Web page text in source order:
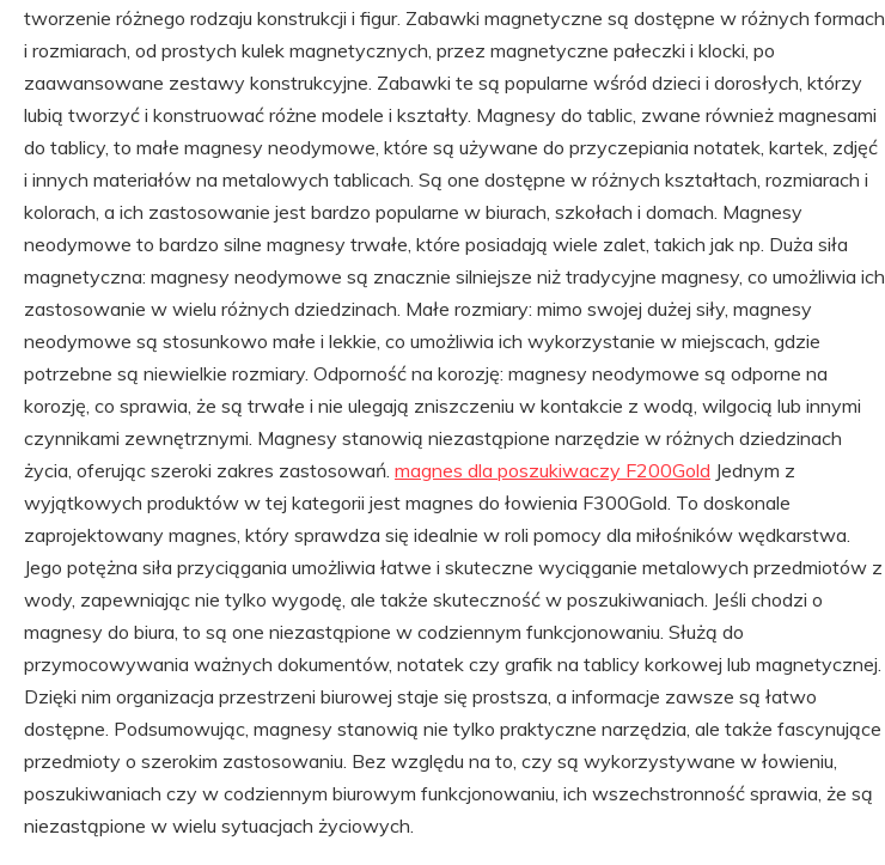
tworzenie różnego rodzaju konstrukcji i figur. Zabawki magnetyczne są dostępne w różnych formach
i rozmiarach, od prostych kulek magnetycznych, przez magnetyczne pałeczki i klocki, po
zaawansowane zestawy konstrukcyjne. Zabawki te są popularne wśród dzieci i dorosłych, którzy
lubią tworzyć i konstruować różne modele i kształty. Magnesy do tablic, zwane również magnesami
do tablicy, to małe magnesy neodymowe, które są używane do przyczepiania notatek, kartek, zdjęć
i innych materiałów na metalowych tablicach. Są one dostępne w różnych kształtach, rozmiarach i
kolorach, a ich zastosowanie jest bardzo popularne w biurach, szkołach i domach. Magnesy
neodymowe to bardzo silne magnesy trwałe, które posiadają wiele zalet, takich jak np. Duża siła
magnetyczna: magnesy neodymowe są znacznie silniejsze niż tradycyjne magnesy, co umożliwia ich
zastosowanie w wielu różnych dziedzinach. Małe rozmiary: mimo swojej dużej siły, magnesy
neodymowe są stosunkowo małe i lekkie, co umożliwia ich wykorzystanie w miejscach, gdzie
potrzebne są niewielkie rozmiary. Odporność na korozję: magnesy neodymowe są odporne na
korozję, co sprawia, że są trwałe i nie ulegają zniszczeniu w kontakcie z wodą, wilgocią lub innymi
czynnikami zewnętrznymi. Magnesy stanowią niezastąpione narzędzie w różnych dziedzinach
życia, oferując szeroki zakres zastosowań. magnes dla poszukiwaczy F200Gold Jednym z
wyjątkowych produktów w tej kategorii jest magnes do łowienia F300Gold. To doskonale
zaprojektowany magnes, który sprawdza się idealnie w roli pomocy dla miłośników wędkarstwa.
Jego potężna siła przyciągania umożliwia łatwe i skuteczne wyciąganie metalowych przedmiotów z
wody, zapewniając nie tylko wygodę, ale także skuteczność w poszukiwaniach. Jeśli chodzi o
magnesy do biura, to są one niezastąpione w codziennym funkcjonowaniu. Służą do
przymocowywania ważnych dokumentów, notatek czy grafik na tablicy korkowej lub magnetycznej.
Dzięki nim organizacja przestrzeni biurowej staje się prostsza, a informacje zawsze są łatwo
dostępne. Podsumowując, magnesy stanowią nie tylko praktyczne narzędzia, ale także fascynujące
przedmioty o szerokim zastosowaniu. Bez względu na to, czy są wykorzystywane w łowieniu,
poszukiwaniach czy w codziennym biurowym funkcjonowaniu, ich wszechstronność sprawia, że są
niezastąpione w wielu sytuacjach życiowych.